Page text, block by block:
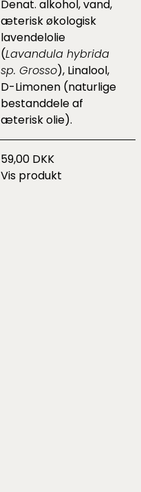
Denat. alkohol, vand,
æterisk økologisk
lavendelolie
(Lavandula hybrida
sp. Grosso), Linalool,
D-Limonen (naturlige
bestanddele af
æterisk olie).
59,00 DKK
Vis produkt